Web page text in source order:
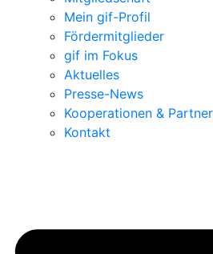
Mein gif-Profil
Fördermitglieder
gif im Fokus
Aktuelles
Presse-News
Kooperationen &
Kontakt